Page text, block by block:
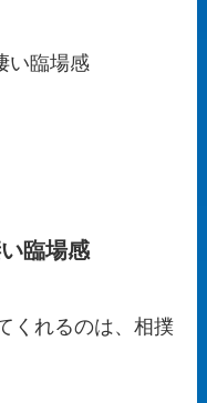
い臨場感
臨場感
くれるのは、相撲